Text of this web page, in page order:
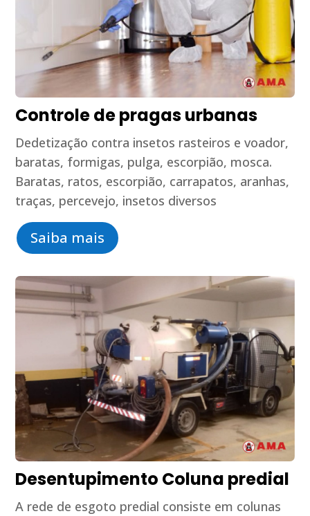
Controle de pragas urbanas
Dedetização contra insetos rasteiros e voador,
baratas, formigas, pulga, escorpião, mosca.
Baratas, ratos, escorpião, carrapatos, aranhas,
traças, percevejo, insetos diversos
Saiba mais
Desentupimento Coluna predial
A rede de esgoto predial consiste em colunas